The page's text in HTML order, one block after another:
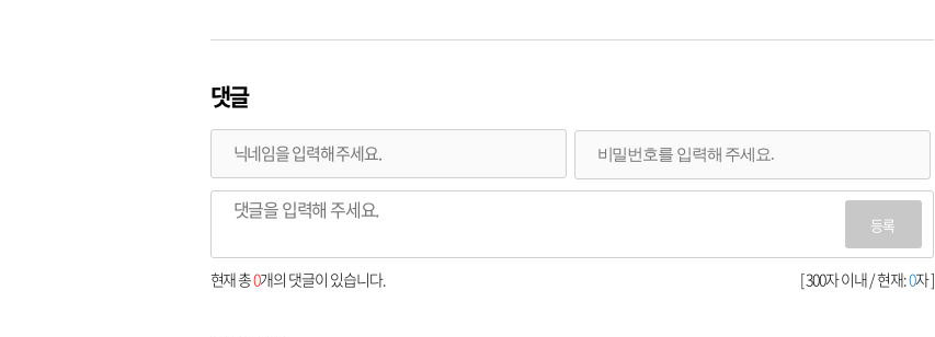
댓글
등록
[ 300자 이내 / 현재:0자 ]
현재 총0개의 댓글이 있습니다.